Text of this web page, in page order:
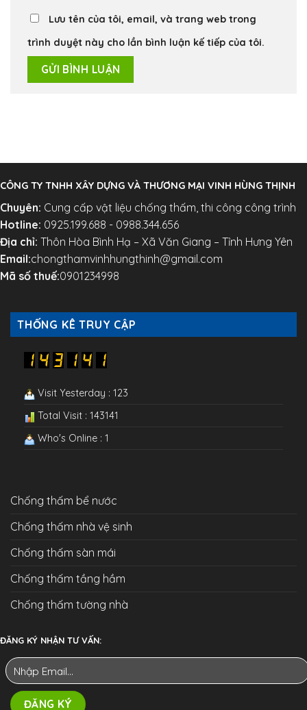
Lưu tên của tôi, email, và trang web trong
trình duyệt này cho lần bình luận kế tiếp của tôi.
CÔNG TY TNHH XÂY DỰNG VÀ THƯƠNG MẠI VINH HÙNG THỊNH
Chuyên: Cung cấp vật liệu chống thấm, thi công công trình
Hotline: 0925.199.688 - 0988.344.656
Địa chỉ: Thôn Hòa Bình Hạ – Xã Văn Giang – Tỉnh Hưng Yên
Email:chongthamvinhhungthinh@gmail.com
Mã số thuế:0901234998
THỐNG KÊ TRUY CẬP
Visit Yesterday : 123
Total Visit : 143141
Who's Online : 1
Chống thấm bể nước
Chống thấm nhà vệ sinh
Chống thấm sàn mái
Chống thấm tầng hầm
Chống thấm tường nhà
ĐĂNG KÝ NHẬN TƯ VẤN: